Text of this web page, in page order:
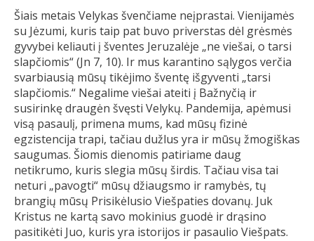
Šiais metais Velykas švenčiame neįprastai. Vienijamės
su Jėzumi, kuris taip pat buvo priverstas dėl grėsmės
gyvybei keliauti į šventes Jeruzalėje „ne viešai, o tarsi
slapčiomis“ (Jn 7, 10). Ir mus karantino sąlygos verčia
svarbiausią mūsų tikėjimo šventę išgyventi „tarsi
slapčiomis.“ Negalime viešai ateiti į Bažnyčią ir
susirinkę draugėn švęsti Velykų. Pandemija, apėmusi
visą pasaulį, primena mums, kad mūsų fizinė
egzistencija trapi, tačiau dužlus yra ir mūsų žmogiškas
saugumas. Šiomis dienomis patiriame daug
netikrumo, kuris slegia mūsų širdis. Tačiau visa tai
neturi „pavogti“ mūsų džiaugsmo ir ramybės, tų
brangių mūsų Prisikėlusio Viešpaties dovanų. Juk
Kristus ne kartą savo mokinius guodė ir drąsino
pasitikėti Juo, kuris yra istorijos ir pasaulio Viešpats.